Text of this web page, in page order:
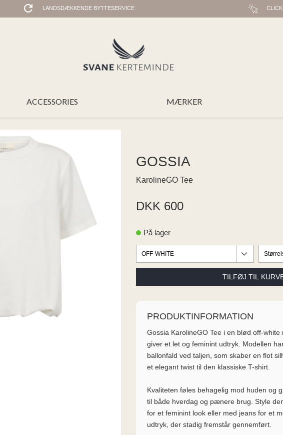
LANDSDÆKKENDE BYTTESERVICE
ACCESSORIES MÆRKER
GOSSIA
KarolineGO Tee
DKK 600
På lager
PRODUKTINFORMATION
Gossia KarolineGO Tee i en blød off-white
giver et let og feminint udtryk. Modellen
ballonfald ved taljen, som skaber en flot
et elegant twist til den klassiske T-shirt.
Kvaliteten føles behagelig mod huden og
til både hverdag og pænere brug. Style
for et feminint look eller med jeans for et
udtryk, der stadig fremstår gennemført.